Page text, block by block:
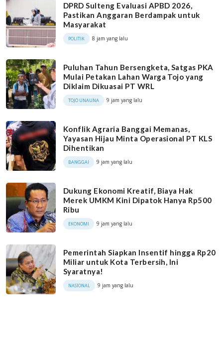
DPRD Sulteng Evaluasi APBD 2026,
Pastikan Anggaran Berdampak untuk
Masyarakat
POLITIK 8 jam yang lalu
Puluhan Tahun Bersengketa, Satgas PKA
Mulai Petakan Lahan Warga Tojo yang
Diklaim Dikuasai PT WRL
TOJO UNAUNA 9 jam yang lalu
Konflik Agraria Banggai Memanas,
Yayasan Hijau Minta Operasional PT KLS
Dihentikan
BANGGAI 9 jam yang lalu
Dukung Ekonomi Kreatif, Biaya Hak
Merek UMKM Kini Dipatok Hanya Rp500
Ribu
EKONOMI 9 jam yang lalu
Pemerintah Siapkan Insentif hingga Rp20
Miliar untuk Kota Terbersih, Ini
Syaratnya!
NASIONAL 9 jam yang lalu